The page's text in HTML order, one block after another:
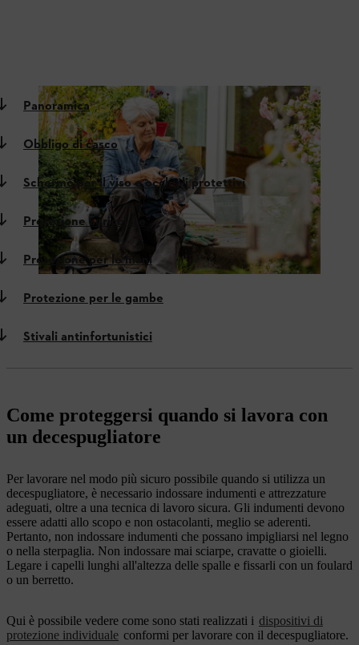
Panoramica
Obbligo di casco
Schermo per il viso e occhiali protettivi
Protezione auricolare
Protezione per le mani
Protezione per le gambe
Stivali antinfortunistici
Come proteggersi quando si lavora con
un decespugliatore
Per lavorare nel modo più sicuro possibile quando si utilizza un
decespugliatore, è necessario indossare indumenti e attrezzature
adeguati, oltre a una tecnica di lavoro sicura. Gli indumenti devono
essere adatti allo scopo e non ostacolanti, meglio se aderenti.
Pertanto, non indossare indumenti che possano impigliarsi nel legno
o nella sterpaglia. Non indossare mai sciarpe, cravatte o gioielli.
Legare i capelli lunghi all'altezza delle spalle e fissarli con un foulard
o un berretto.
Qui è possibile vedere come sono stati realizzati i dispositivi di
protezione individuale conformi per lavorare con il decespugliatore.